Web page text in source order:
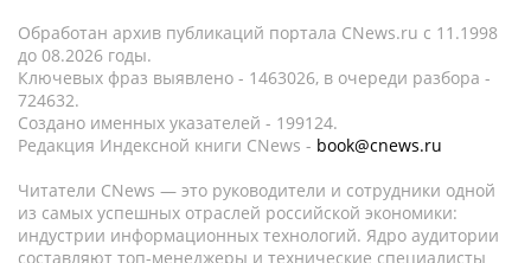
Обработан архив публикаций портала CNews.ru c 11.1998
до 08.2026 годы.
Ключевых фраз выявлено - 1463026, в очереди разбора -
724632.
Создано именных указателей - 199124.
Редакция Индексной книги CNews - book@cnews.ru
Читатели CNews — это руководители и сотрудники одной
из самых успешных отраслей российской экономики:
индустрии информационных технологий. Ядро аудитории
составляют топ-менеджеры и технические специалисты